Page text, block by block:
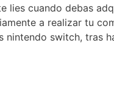
lies cuando debas
a realizar tu
nintendo switch, tras